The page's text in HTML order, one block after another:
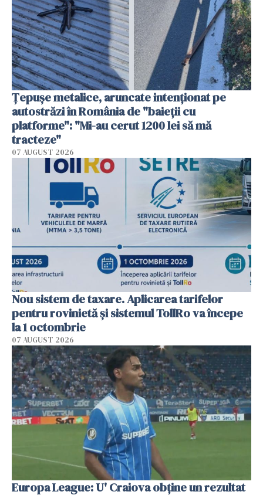
Țepușe metalice, aruncate intenționat pe
autostrăzi în România de "baieții cu
platforme": "Mi-au cerut 1200 lei să mă
tracteze"
07 AUGUST 2026
Nou sistem de taxare. Aplicarea tarifelor
pentru rovinietă şi sistemul TollRo va începe
la 1 octombrie
07 AUGUST 2026
Europa League: U' Craiova obține un rezultat